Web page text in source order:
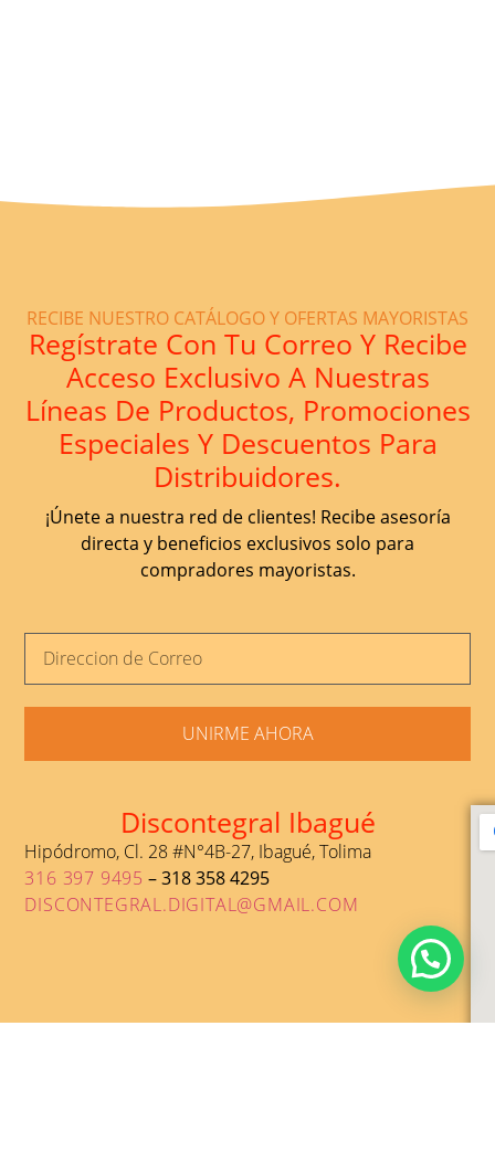
RECIBE NUESTRO CATÁLOGO Y OFERTAS MAYORISTAS
Regístrate Con Tu Correo Y Recibe
Acceso Exclusivo A Nuestras
Líneas De Productos, Promociones
Especiales Y Descuentos Para
Distribuidores.
¡Únete a nuestra red de clientes! Recibe asesoría
directa y beneficios exclusivos solo para
compradores mayoristas.
UNIRME AHORA
Discontegral Ibagué
Hipódromo, Cl. 28 #N°4B-27, Ibagué, Tolima
316 397 9495 – 318 358 4295
DISCONTEGRAL.DIGITAL@GMAIL.COM